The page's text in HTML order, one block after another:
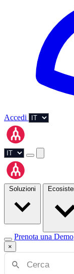
Accedi
Prenota una Demo
×